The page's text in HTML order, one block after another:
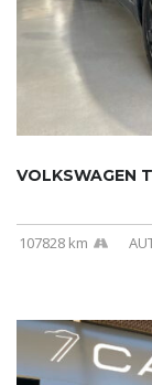
107828 km